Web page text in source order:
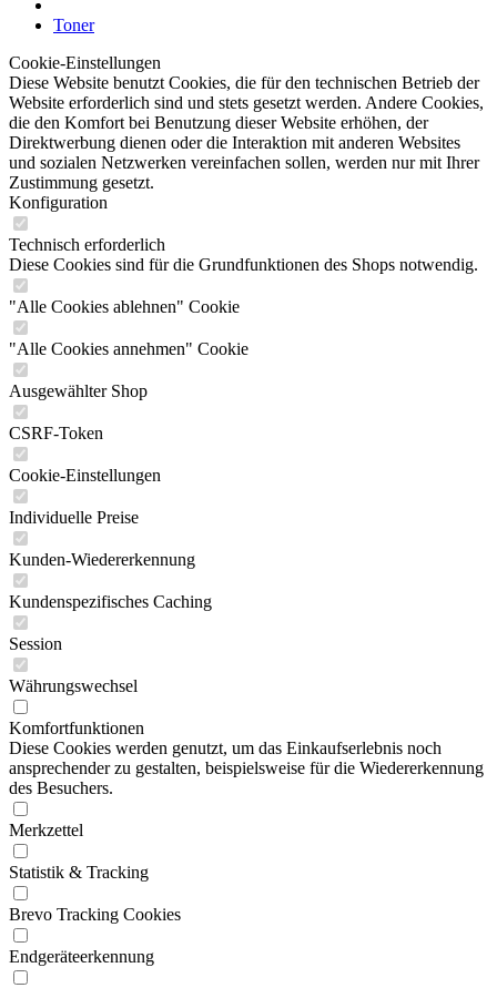
Toner
Cookie-Einstellungen
Diese Website benutzt Cookies, die für den technischen Betrieb der
Website erforderlich sind und stets gesetzt werden. Andere Cookies,
die den Komfort bei Benutzung dieser Website erhöhen, der
Direktwerbung dienen oder die Interaktion mit anderen Websites
und sozialen Netzwerken vereinfachen sollen, werden nur mit Ihrer
Zustimmung gesetzt.
Konfiguration
Technisch erforderlich
Diese Cookies sind für die Grundfunktionen des Shops notwendig.
"Alle Cookies ablehnen" Cookie
"Alle Cookies annehmen" Cookie
Ausgewählter Shop
CSRF-Token
Cookie-Einstellungen
Individuelle Preise
Kunden-Wiedererkennung
Kundenspezifisches Caching
Session
Währungswechsel
Komfortfunktionen
Diese Cookies werden genutzt, um das Einkaufserlebnis noch
ansprechender zu gestalten, beispielsweise für die Wiedererkennung
des Besuchers.
Merkzettel
Statistik & Tracking
Brevo Tracking Cookies
Endgeräteerkennung